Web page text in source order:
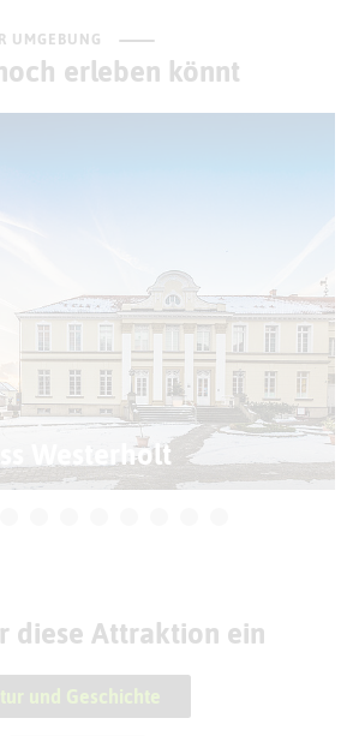
UMGEBUNG
erleben könnt
Westerholt
diese Attraktion ein
und Geschichte